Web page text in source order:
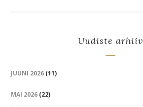
Uudiste arhiiv
JUUNI 2026 (11)
MAI 2026 (22)